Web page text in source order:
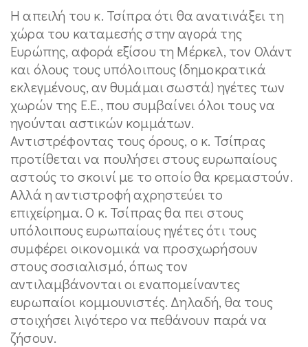
Η απειλή του κ. Τσίπρα ότι θα ανατινάξει τη
χώρα του καταμεσής στην αγορά της
Ευρώπης, αφορά εξίσου τη Μέρκελ, τον Ολάντ
και όλους τους υπόλοιπους (δημοκρατικά
εκλεγμένους, αν θυμάμαι σωστά) ηγέτες των
χωρών της Ε.Ε., που συμβαίνει όλοι τους να
ηγούνται αστικών κομμάτων.
Αντιστρέφοντας τους όρους, ο κ. Τσίπρας
προτίθεται να πουλήσει στους ευρωπαίους
αστούς το σκοινί με το οποίο θα κρεμαστούν.
Αλλά η αντιστροφή αχρηστεύει το
επιχείρημα. Ο κ. Τσίπρας θα πει στους
υπόλοιπους ευρωπαίους ηγέτες ότι τους
συμφέρει οικονομικά να προσχωρήσουν
στους σοσιαλισμό, όπως τον
αντιλαμβάνονται οι εναπομείναντες
ευρωπαίοι κομμουνιστές. Δηλαδή, θα τους
στοιχήσει λιγότερο να πεθάνουν παρά να
ζήσουν.